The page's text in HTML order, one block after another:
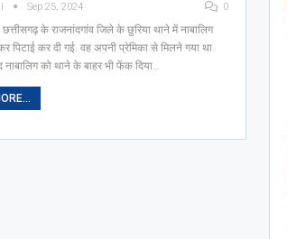
Sep 25, 2024 0
छत्तीसगढ़ के राजनांदगांव जिले के छुरिया थाने में नाबालिग
पिटाई कर दी गई. वह अपनी प्रेमिका से मिलने गया था.
नाबालिग को थाने के बाहर भी फेंक दिया…